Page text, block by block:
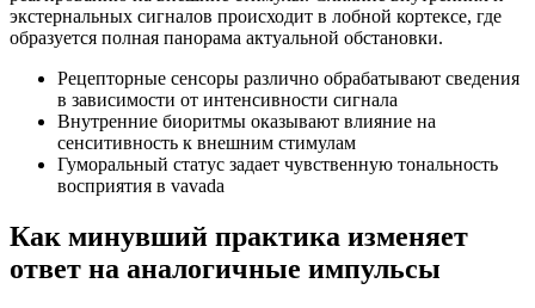
экстернальных сигналов происходит в лобной кортексе, где
образуется полная панорама актуальной обстановки.
Рецепторные сенсоры различно обрабатывают сведения
в зависимости от интенсивности сигнала
Внутренние биоритмы оказывают влияние на
сенситивность к внешним стимулам
Гуморальный статус задает чувственную тональность
восприятия в vavada
Как минувший практика изменяет
ответ на аналогичные импульсы